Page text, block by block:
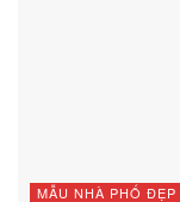
MẪU NHÀ PHỐ ĐẸP